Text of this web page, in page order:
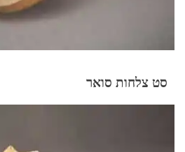
סט צלחות סואר